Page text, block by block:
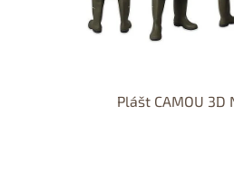
Plášt CAMOU 3D